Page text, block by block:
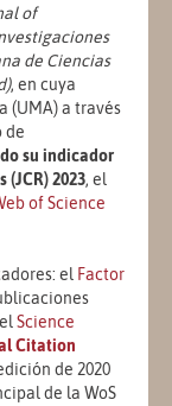
of
de Ciencias
, en cuya
(UMA) a través
de
su indicador
2023, el
of Science
el Factor
Science
Citation
de 2020
de la WoS